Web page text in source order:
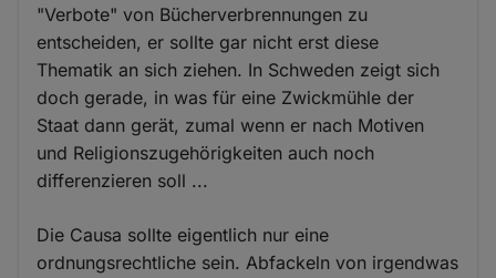
"Verbote" von Bücherverbrennungen zu
entscheiden, er sollte gar nicht erst diese
Thematik an sich ziehen. In Schweden zeigt sich
doch gerade, in was für eine Zwickmühle der
Staat dann gerät, zumal wenn er nach Motiven
und Religionszugehörigkeiten auch noch
differenzieren soll ...
Die Causa sollte eigentlich nur eine
ordnungsrechtliche sein. Abfackeln von irgendwas